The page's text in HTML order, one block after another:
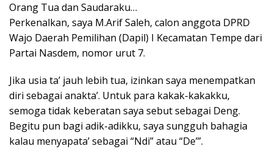
Orang Tua dan Saudaraku…
Perkenalkan, saya M.Arif Saleh, calon anggota DPRD
Wajo Daerah Pemilihan (Dapil) I Kecamatan Tempe dari
Partai Nasdem, nomor urut 7.
Jika usia ta’ jauh lebih tua, izinkan saya menempatkan
diri sebagai anakta’. Untuk para kakak-kakakku,
semoga tidak keberatan saya sebut sebagai Deng.
Begitu pun bagi adik-adikku, saya sungguh bahagia
kalau menyapata’ sebagai “Ndi” atau “De’”.